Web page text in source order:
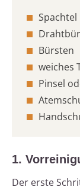
Spachtel
Bürsten
weiches
Pinsel
1.
Der erste